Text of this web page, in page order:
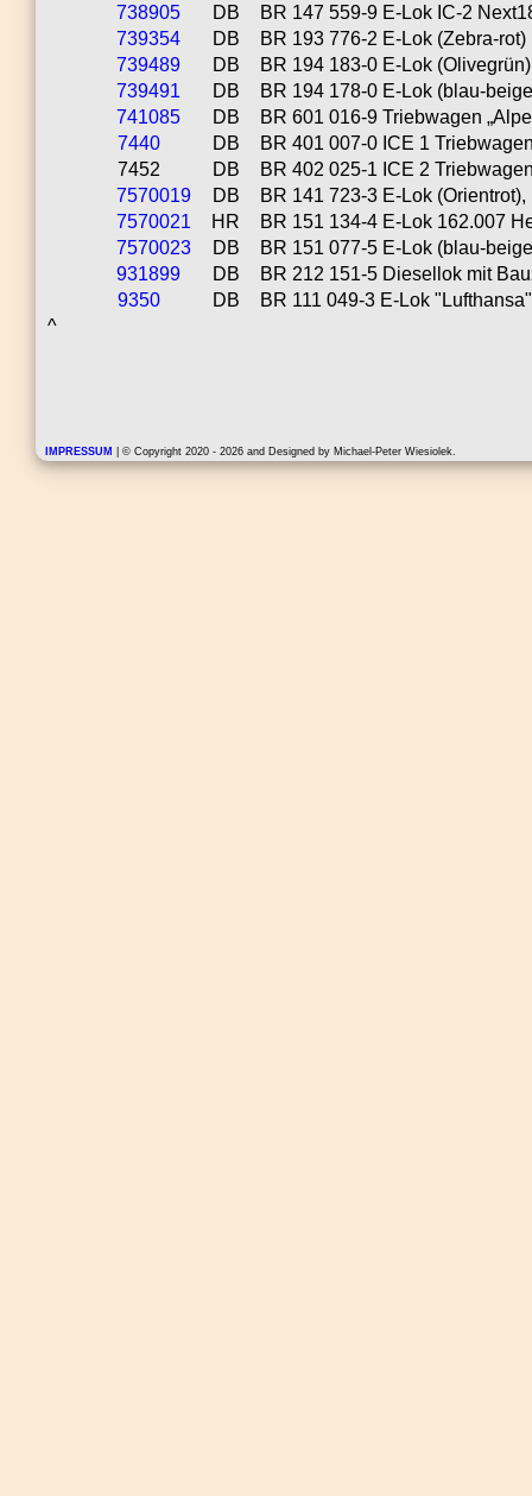
738905
DB
BR 147 559-9 E-Lok IC-2
739354
DB
BR 193 776-2 E-Lok (Zebra-
739489
DB
BR 194 183-0 E-Lok
739491
DB
BR 194 178-0 E-Lok (blau-
741085
DB
BR 601 016-9 Triebwagen
7440
DB
BR 401 007-0 ICE 1
7452
DB
BR 402 025-1 ICE 2
7570019
DB
BR 141 723-3 E-Lok
7570021
HR
BR 151 134-4 E-Lok 162.007
7570023
DB
BR 151 077-5 E-Lok (blau-
931899
DB
BR 212 151-5 Diesellok mit
9350
DB
BR 111 049-3 E-Lok
^
IMPRESSUM | © Copyright 2020 - 2026 and Designed by Michael-Peter Wiesiolek.